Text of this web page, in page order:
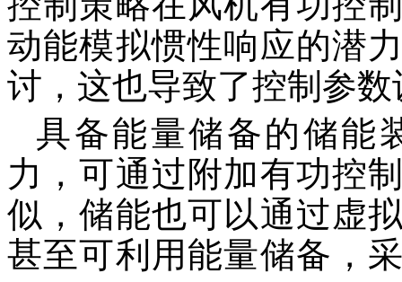
动能模拟惯性响应的潜
讨，这也导致了控制参
具备能量储备的储能
力，可通过附加有功控
似，储能也可以通过虚
甚至可利用能量储备，